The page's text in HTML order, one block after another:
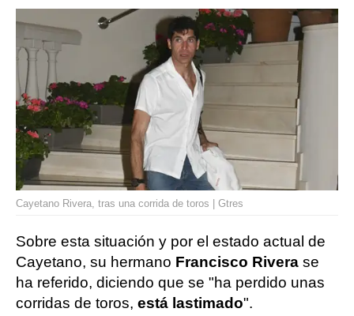
Cayetano Rivera, tras una corrida de toros | Gtres
Sobre esta situación y por el estado actual de
Cayetano, su hermano Francisco Rivera se
ha referido, diciendo que se "ha perdido unas
corridas de toros, está lastimado".